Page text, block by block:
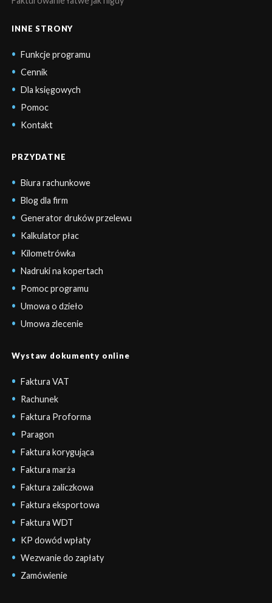
INNE STRONY
Funkcje programu
Cennik
Dla księgowych
Pomoc
Kontakt
PRZYDATNE
Biura rachunkowe
Blog dla firm
Generator druków przelewu
Kalkulator płac
Kilometrówka
Nadruki na kopertach
Pomoc programu
Umowa o dzieło
Umowa zlecenie
Wystaw dokumenty online
Faktura VAT
Rachunek
Faktura Proforma
Paragon
Faktura korygująca
Faktura marża
Faktura zaliczkowa
Faktura eksportowa
Faktura WDT
KP dowód wpłaty
Wezwanie do zapłaty
Zamówienie